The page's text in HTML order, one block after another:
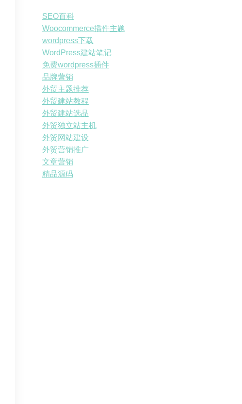
SEO百科
Woocommerce插件主题
wordpress下载
WordPress建站笔记
免费wordpress插件
品牌营销
外贸主题推荐
外贸建站教程
外贸建站选品
外贸独立站主机
外贸网站建设
外贸营销推广
文章营销
精品源码